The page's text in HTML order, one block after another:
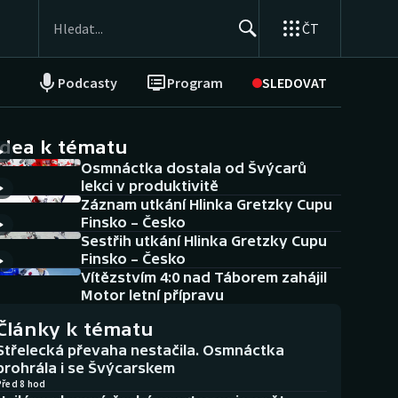
ČT
Podcasty Program SLEDOVAT
NEPŘEHLÉDNĚTE
Historické návraty
Aplikace ČT sport
AZ kvíz
k tématu
Osmnáctka dostala od Švýcarů
lekci v produktivitě
Záznam utkání Hlinka Gretzky Cupu
Finsko – Česko
Sestřih utkání Hlinka Gretzky Cupu
Finsko – Česko
Vítězstvím 4:0 nad Táborem zahájil
Motor letní přípravu
k tématu
převaha nestačila. Osmnáctka
i se Švýcarskem
8 hod